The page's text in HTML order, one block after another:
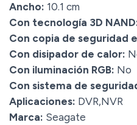
Ancho: 10.1 cm
Con tecnología 3D
Con copia de seguridad
Con disipador de calor:
Con iluminación RGB: No
Con sistema de
Aplicaciones: DVR,NVR
Marca: Seagate